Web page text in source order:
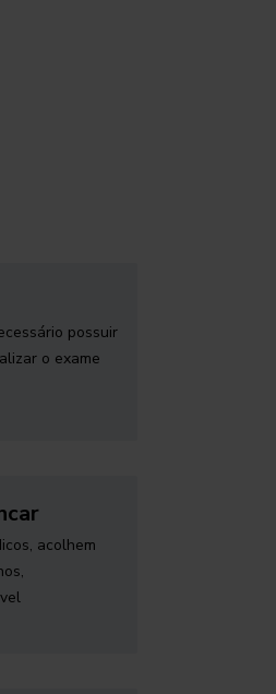
possuir
o exame
acolhem